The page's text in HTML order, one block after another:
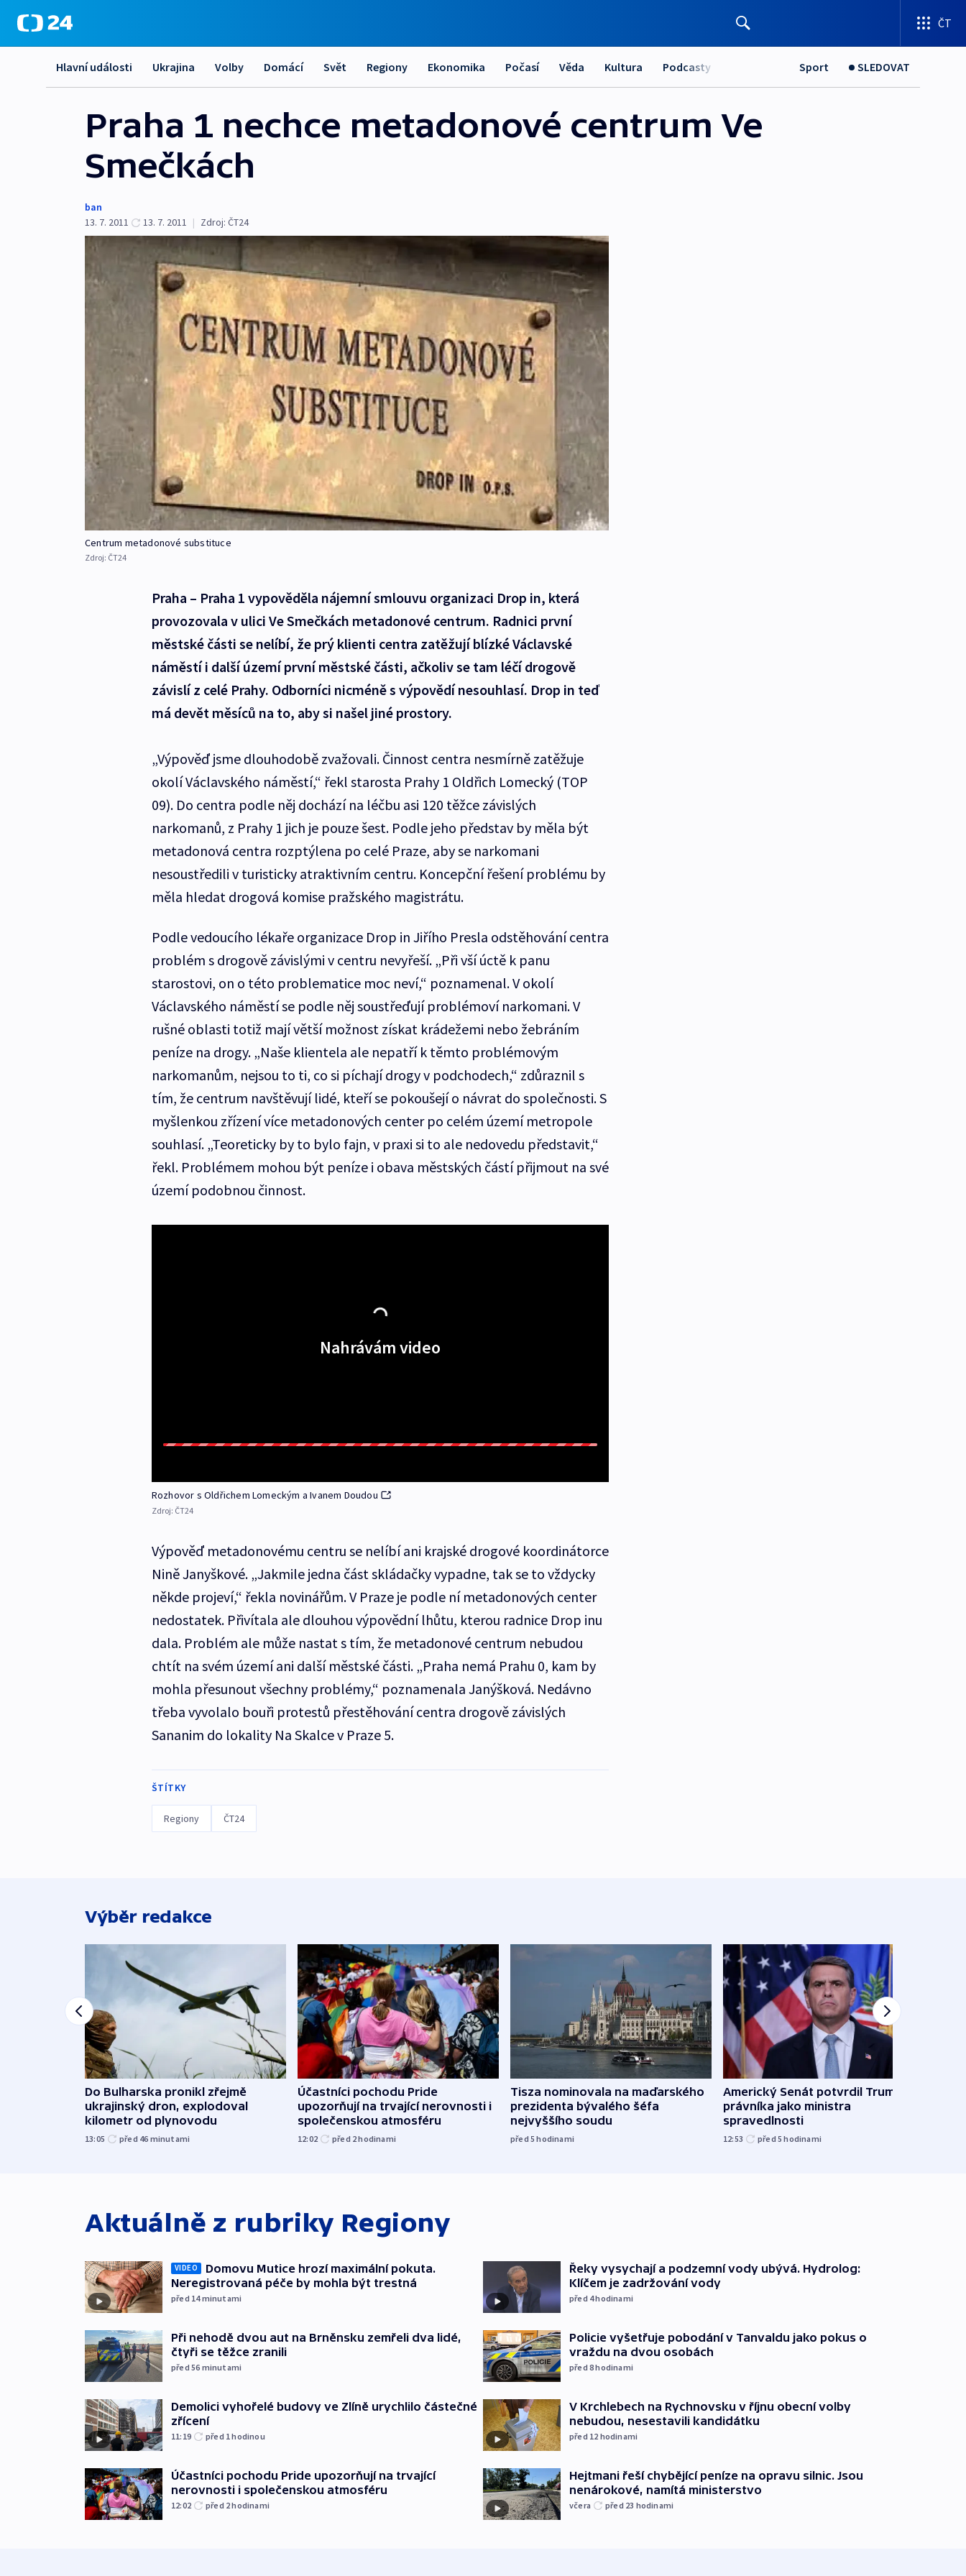
ČT
Hlavní události Ukrajina Volby Domácí Svět Regiony Ekonomika Počasí Věda Kultura Podcasty Sport SLEDOVAT
Praha 1 nechce metadonové centrum Ve
Smečkách
ban
13. 7. 2011
13. 7. 2011 | Zdroj: ČT24
Centrum metadonové substituce
Zdroj: ČT24
Praha – Praha 1 vypověděla nájemní smlouvu organizaci Drop in, která
provozovala v ulici Ve Smečkách metadonové centrum. Radnici první
městské části se nelíbí, že prý klienti centra zatěžují blízké Václavské
náměstí i další území první městské části, ačkoliv se tam léčí drogově
závislí z celé Prahy. Odborníci nicméně s výpovědí nesouhlasí. Drop in teď
má devět měsíců na to, aby si našel jiné prostory.
„Výpověď jsme dlouhodobě zvažovali. Činnost centra nesmírně zatěžuje
okolí Václavského náměstí,“ řekl starosta Prahy 1 Oldřich Lomecký (TOP
09). Do centra podle něj dochází na léčbu asi 120 těžce závislých
narkomanů, z Prahy 1 jich je pouze šest. Podle jeho představ by měla být
metadonová centra rozptýlena po celé Praze, aby se narkomani
nesoustředili v turisticky atraktivním centru. Koncepční řešení problému by
měla hledat drogová komise pražského magistrátu.
Podle vedoucího lékaře organizace Drop in Jiřího Presla odstěhování centra
problém s drogově závislými v centru nevyřeší. „Při vší úctě k panu
starostovi, on o této problematice moc neví,“ poznamenal. V okolí
Václavského náměstí se podle něj soustřeďují problémoví narkomani. V
rušné oblasti totiž mají větší možnost získat krádežemi nebo žebráním
peníze na drogy. „Naše klientela ale nepatří k těmto problémovým
narkomanům, nejsou to ti, co si píchají drogy v podchodech,“ zdůraznil s
tím, že centrum navštěvují lidé, kteří se pokoušejí o návrat do společnosti. S
myšlenkou zřízení více metadonových center po celém území metropole
souhlasí. „Teoreticky by to bylo fajn, v praxi si to ale nedovedu představit,“
řekl. Problémem mohou být peníze i obava městských částí přijmout na své
území podobnou činnost.
Nahrávám video
Rozhovor s Oldřichem Lomeckým a Ivanem Doudou
Zdroj: ČT24
Výpověď metadonovému centru se nelíbí ani krajské drogové koordinátorce
Nině Janyškové. „Jakmile jedna část skládačky vypadne, tak se to vždycky
někde projeví,“ řekla novinářům. V Praze je podle ní metadonových center
nedostatek. Přivítala ale dlouhou výpovědní lhůtu, kterou radnice Drop inu
dala. Problém ale může nastat s tím, že metadonové centrum nebudou
chtít na svém území ani další městské části. „Praha nemá Prahu 0, kam by
mohla přesunout všechny problémy,“ poznamenala Janýšková. Nedávno
třeba vyvolalo bouři protestů přestěhování centra drogově závislých
Sananim do lokality Na Skalce v Praze 5.
ŠTÍTKY
Regiony ČT24
Výběr redakce
Do Bulharska pronikl zřejmě
ukrajinský dron, explodoval
kilometr od plynovodu
13:05 před 46 minutami
Účastníci pochodu Pride
upozorňují na trvající nerovnosti i
společenskou atmosféru
12:02 před 2hodinami
Tisza nominovala na maďarského
prezidenta bývalého šéfa
nejvyššího soudu
před 5hodinami
Americký Senát potvrdil Trumpova
právníka jako ministra
spravedlnosti
12:53 před 5hodinami
Aktuálně z rubriky Regiony
VIDEO
Domovu Mutice hrozí maximální pokuta.
Neregistrovaná péče by mohla být trestná
před 14minutami
Při nehodě dvou aut na Brněnsku zemřeli dva lidé,
čtyři se těžce zranili
před 56 minutami
Demolici vyhořelé budovy ve Zlíně urychlilo částečné
zřícení
11:19 před 1hodinou
Účastníci pochodu Pride upozorňují na trvající
nerovnosti i společenskou atmosféru
12:02 před 2hodinami
Řeky vysychají a podzemní vody ubývá. Hydrolog:
Klíčem je zadržování vody
před 4hodinami
Policie vyšetřuje pobodání v Tanvaldu jako pokus o
vraždu na dvou osobách
před 8hodinami
V Krchlebech na Rychnovsku v říjnu obecní volby
nebudou, nesestavili kandidátku
před 12 hodinami
Hejtmani řeší chybějící peníze na opravu silnic. Jsou
nenárokové, namítá ministerstvo
včera před 23 hodinami